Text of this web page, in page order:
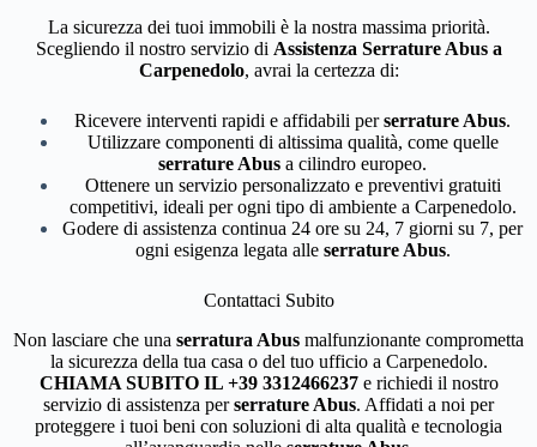
La sicurezza dei tuoi immobili è la nostra massima priorità.
Scegliendo il nostro servizio di Assistenza Serrature Abus a
Carpenedolo, avrai la certezza di:
Ricevere interventi rapidi e affidabili perserrature Abus.
Utilizzare componenti di altissima qualità, come quelle
serrature Abus a cilindro europeo.
Ottenere un servizio personalizzato e preventivi gratuiti
competitivi, ideali per ogni tipo di ambiente a Carpenedolo.
Godere di assistenza continua 24 ore su 24, 7 giorni su 7, per
ogni esigenza legata alle serrature Abus.
Contattaci Subito
Non lasciare che una serratura Abus malfunzionante comprometta
la sicurezza della tua casa o del tuo ufficio a Carpenedolo.
CHIAMA SUBITO IL +39 3312466237e richiedi il nostro
servizio di assistenza perserrature Abus. Affidati a noi per
proteggere i tuoi beni con soluzioni di alta qualità e tecnologia